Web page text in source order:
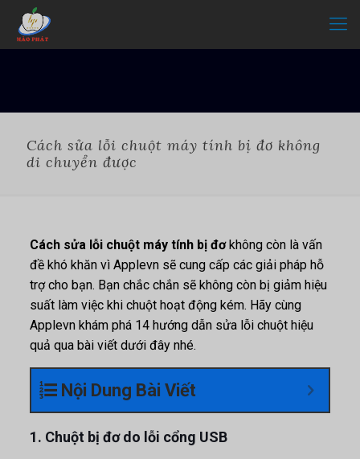
Cách sửa lỗi chuột máy tính bị đơ không
di chuyển được
Cách sửa lỗi chuột máy tính bị đơkhông còn là vấn
đề khó khăn vì Applevn sẽ cung cấp các giải pháp hỗ
trợ cho bạn. Bạn chắc chắn sẽ không còn bị giảm hiệu
suất làm việc khi chuột hoạt động kém. Hãy cùng
Applevn khám phá 14 hướng dẫn sửa lỗi chuột hiệu
quả qua bài viết dưới đây nhé.
Nội Dung Bài Viết
1. Chuột bị đơ do lỗi cổng USB